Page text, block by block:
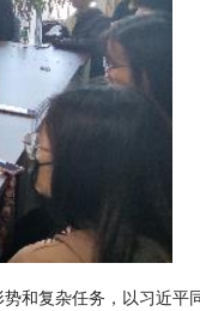
和复杂任务，以习近平